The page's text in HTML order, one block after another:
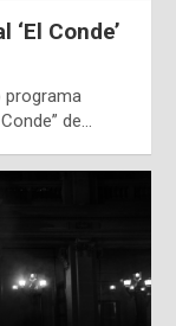
Conde’
programa
de…